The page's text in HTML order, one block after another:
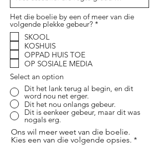
Het die boelie by een of meer van die
volgende plekke gebeur? *
SKOOL
KOSHUIS
OPPAD HUIS TOE
OP SOSIALE MEDIA
Select an option
Dit het lank terug al begin, en dit
word nou net erger.
Dit het nou onlangs gebeur.
Dit is eenkeer gebeur, maar dit was
nogals erg.
Ons wil meer weet van die boelie.
Kies een van die volgende opsies.